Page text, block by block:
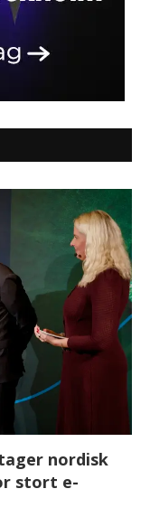
nordisk
stort e-